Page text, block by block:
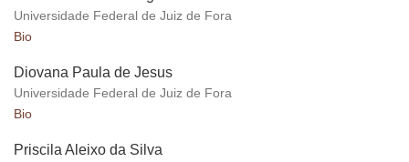
Universidade Federal de Juiz de Fora
Bio
Diovana Paula de Jesus
Universidade Federal de Juiz de Fora
Bio
Priscila Aleixo da Silva